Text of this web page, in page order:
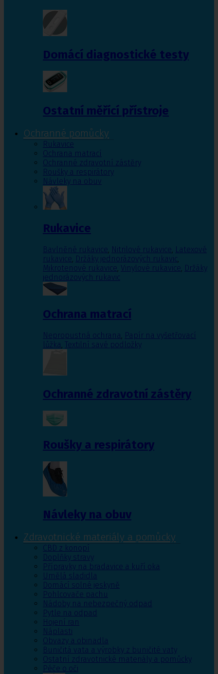
Domácí diagnostické testy
Ostatní měřící přístroje
Ochranné pomůcky
Rukavice
Ochrana matrací
Ochranné zdravotní zástěry
Roušky a respirátory
Návleky na obuv
Rukavice
Bavlněné rukavice, Nitrilové rukavice, Latexové
rukavice, Držáky jednorázových rukavic,
Mikrotenové rukavice, Vinylové rukavice, Držáky
jednorázových rukavic
Ochrana matrací
Nepropustná ochrana, Papír na vyšetřovací
lůžka, Textilní savé podložky
Ochranné zdravotní zástěry
Roušky a respirátory
Návleky na obuv
Zdravotnické materiály a pomůcky
CBD z konopí
Doplňky stravy
Přípravky na bradavice a kuří oka
Umělá sladidla
Domácí solné jeskyně
Pohlcovače pachu
Nádoby na nebezpečný odpad
Pytle na odpad
Hojení ran
Náplasti
Obvazy a obinadla
Buničitá vata a výrobky z buničité vaty
Ostatní zdravotnické materiály a pomůcky
Péče o oči